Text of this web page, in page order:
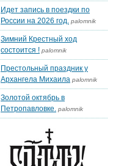
Идет запись в поездки по
России на 2026 год. palomnik
Зимний Крестный ход
состоится ! palomnik
Престольный праздник у
Архангела Михаила palomnik
Золотой октябрь в
Петропавловке. palomnik